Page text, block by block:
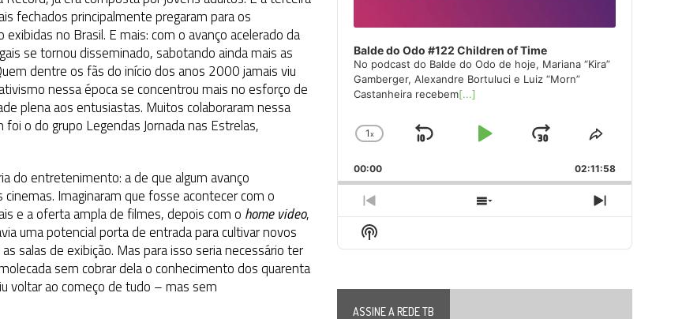
fechados principalmente pregaram para os
no Brasil. E mais: com o avanço acelerado da
se tornou disseminado, sabotando ainda mais as
dentre os fãs do início dos anos 2000 jamais viu
nessa época se concentrou mais no esforço de
plena aos entusiastas. Muitos colaboraram nessa
o do grupo Legendas Jornada nas Estrelas,
do entretenimento: a de que algum avanço
Imaginaram que fosse acontecer com o
e a oferta ampla de filmes, depois com o home video,
uma potencial porta de entrada para cultivar novos
salas de exibição. Mas para isso seria necessário ter
sem cobrar dela o conhecimento dos quarenta
voltar ao começo de tudo – mas sem
Balde do Odo #122 Children of Time
No podcast do Balde do Odo de hoje, Mariana “Kira”
Gamberger, Alexandre Bortuluci e Luiz “Morn”
Castanheira recebem[...]
Change
Rate
1x
Skip
Play
Jump
Forward
Share
Episode
00:00 02:11:58
Previous
Episode
Show
Episodes
Next
Episode
Show
Podcast
ASSINE A REDE TB